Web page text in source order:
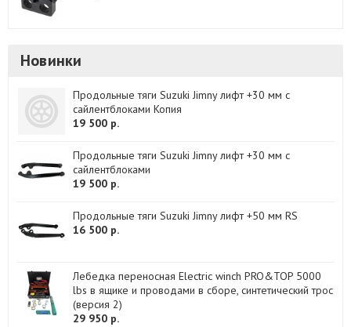
Новинки
Продольные тяги Suzuki Jimny лифт +30 мм с
сайлентблоками Копия
19 500 р.
Продольные тяги Suzuki Jimny лифт +30 мм с
сайлентблоками
19 500 р.
Продольные тяги Suzuki Jimny лифт +50 мм RS
16 500 р.
Лебедка переносная Electric winch PRO&TOP 5000
lbs в ящике и проводами в сборе, синтетический трос
(версия 2)
29 950 р.